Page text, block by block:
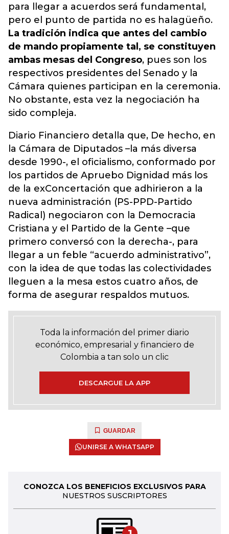
para llegar a acuerdos será fundamental,
pero el punto de partida no es halagüeño.
La tradición indica que antes del cambio
de mando propiamente tal, se constituyen
ambas mesas del Congreso, pues son los
respectivos presidentes del Senado y la
Cámara quienes participan en la ceremonia.
No obstante, esta vez la negociación ha
sido compleja.
Diario Financiero detalla que, De hecho, en
la Cámara de Diputados –la más diversa
desde 1990-, el oficialismo, conformado por
los partidos de Apruebo Dignidad más los
de la exConcertación que adhirieron a la
nueva administración (PS-PPD-Partido
Radical) negociaron con la Democracia
Cristiana y el Partido de la Gente –que
primero conversó con la derecha-, para
llegar a un feble “acuerdo administrativo”,
con la idea de que todas las colectividades
lleguen a la mesa estos cuatro años, de
forma de asegurar respaldos mutuos.
Toda la información del primer diario
económico, empresarial y financiero de
Colombia a tan solo un clic
DESCARGUE LA APP
GUARDAR
UNIRSE A WHATSAPP
CONOZCA LOS BENEFICIOS EXCLUSIVOS PARA
NUESTROS SUSCRIPTORES